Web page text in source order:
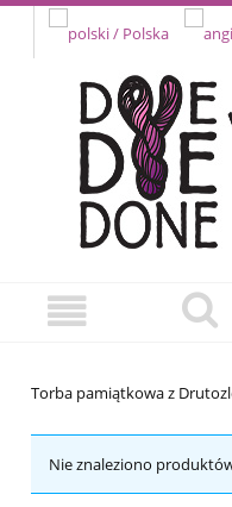
Torba pamiątkowa z
Nie znaleziono